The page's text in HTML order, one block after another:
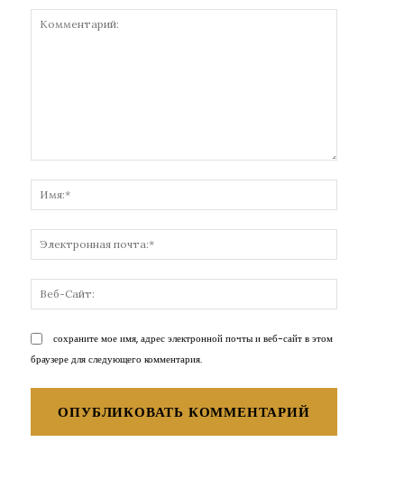
почта:*
Сайт:
сохраните мое имя, адрес электронной почты и веб-сайт в этом
браузере для следующего комментария.